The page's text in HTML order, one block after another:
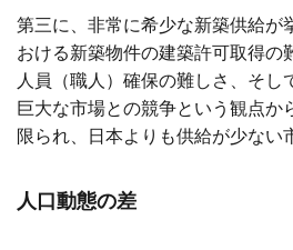
第三に、非常に希少な新築供給が
おける新築物件の建築許可取得の
人員（職人）確保の難しさ、そし
巨大な市場との競争という観点か
限られ、日本よりも供給が少ない
人口動態の差